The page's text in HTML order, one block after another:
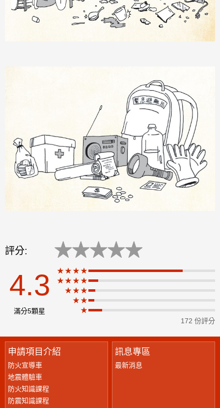
評分: ★★★★★
4.3
滿分5顆星
★★★★
★
★★★★
★★★
★★
★
172 份評分
申請項目介紹
防火宣導車
地震體驗車
防火知識課程
防震知識課程
訊息專區
最新消息